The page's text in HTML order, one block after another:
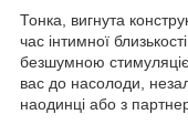
Тонка, вигнута
час інтимної
безшумною
вас до насолоди,
наодинці або з